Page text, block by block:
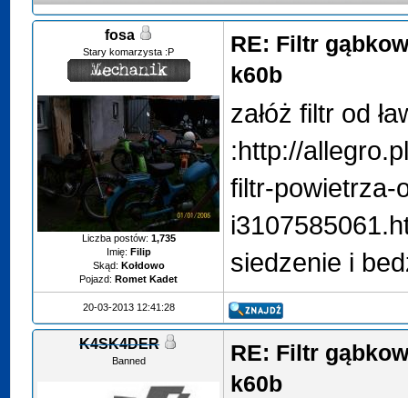
fosa
Stary komarzysta :P
Liczba postów: 1,735
Imię: Filip
Skąd: Kołdowo
Pojazd: Romet Kadet
RE: Filtr
k60b
załóż filtr od
:http://
filtr-powietrza-
siedzenie i
20-03-2013 12:41:28
K4SK4DER
Banned
RE: Filtr
k60b